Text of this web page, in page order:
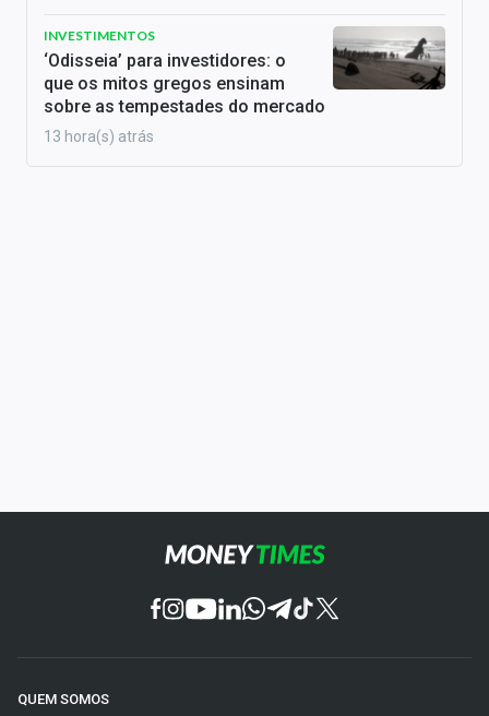
INVESTIMENTOS
‘Odisseia’ para investidores: o
que os mitos gregos ensinam
sobre as tempestades do mercado
13 hora(s) atrás
QUEM SOMOS